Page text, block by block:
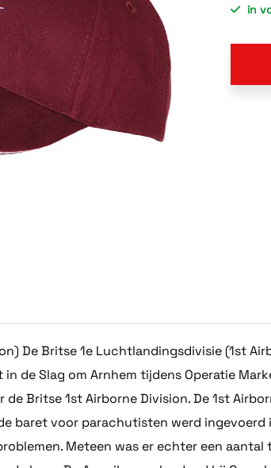
in
De Britse 1e Luchtlandingsdivisie (1st
de Slag om Arnhem tijdens Operatie
Britse 1st Airborne Division. De 1st
baret voor parachutisten werd ingevoerd
Meteen was er echter een